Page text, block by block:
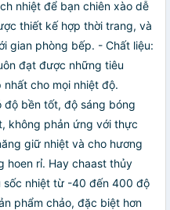
nhiệt để bạn chiên xào dễ
thiết kế hợp thời trang, và
gian phòng bếp. - Chất liệu:
đạt được những tiêu
cho mọi nhiệt độ.
độ bền tốt, độ sáng bóng
không phản ứng với thực
giữ nhiệt và cho hương
hoen rỉ. Hay chaast thủy
sốc nhiệt từ -40 đến 400 độ
phẩm chảo, đặc biệt hơn